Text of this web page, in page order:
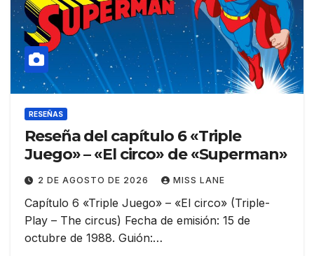
RESEÑAS
Reseña del capítulo 6 «Triple
Juego» – «El circo» de «Superman»
2 DE AGOSTO DE 2026 MISS LANE
Capítulo 6 «Triple Juego» – «El circo» (Triple-
Play – The circus) Fecha de emisión: 15 de
octubre de 1988. Guión:…